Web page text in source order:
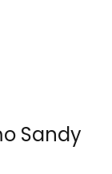
Sandy